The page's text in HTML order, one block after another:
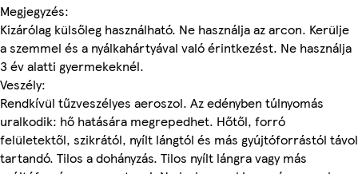
Megjegyzés:
Kizárólag külsőleg használható. Ne használja az arcon. Kerülje
a szemmel és a nyálkahártyával való érintkezést. Ne használja
3 év alatti gyermekeknél.
Veszély:
Rendkívül tűzveszélyes aeroszol. Az edényben túlnyomás
uralkodik: hő hatására megrepedhet. Hőtől, forró
felületektől, szikrától, nyílt lángtól és más gyújtóforrástól távol
tartandó. Tilos a dohányzás. Tilos nyílt lángra vagy más